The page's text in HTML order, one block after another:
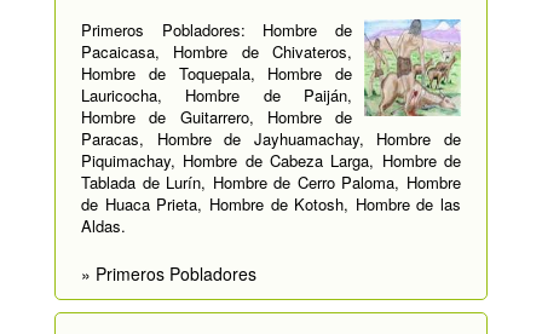
Primeros Pobladores: Hombre de
Pacaicasa, Hombre de Chivateros,
Hombre de Toquepala, Hombre de
Lauricocha, Hombre de Paiján,
Hombre de Guitarrero, Hombre de
Paracas, Hombre de Jayhuamachay, Hombre de
Piquimachay, Hombre de Cabeza Larga, Hombre de
Tablada de Lurín, Hombre de Cerro Paloma, Hombre
de Huaca Prieta, Hombre de Kotosh, Hombre de las
Aldas.
» Primeros Pobladores